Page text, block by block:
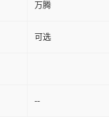
万腾
可选
--